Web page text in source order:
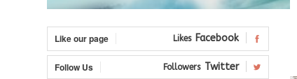
Facebook
Likes
Like our page
Twitter
Followers
Follow Us